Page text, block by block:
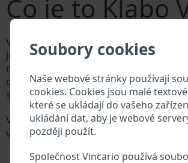
Soubory cookies
Naše webové stránky používají
cookies. Cookies jsou malé
které se ukládají do vašeho
ukládání dat, aby je webové
později použít.
Společnost Vincario používá
Co je to Klabo
Výrobce vozů Klabo přiděluje každému
jedinečné identifikační číslo zvané
number (VIN). VIN se skládá ze znaků a
délce 17 znaků, do kterých ze
specifikaci vozidla.
Všechny databáze v automobilovém
vyhledávají prostřednictvím VIN:
Databáze dovozců/vývozců Klabo